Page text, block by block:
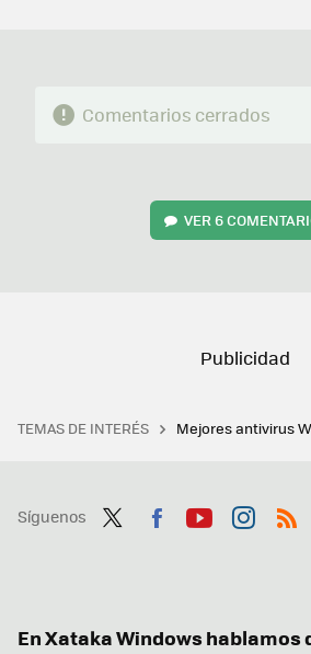
Comentarios cerrados
VER6
TEMAS DE INTERÉS Mejores antivirus
Síguenos
En Xataka Windows hablamos